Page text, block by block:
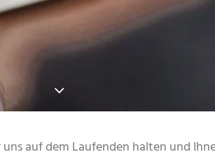
auf dem Laufenden halten und